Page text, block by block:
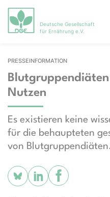
Deutsche Gesellschaft
für Ernährung e.V.
PRESSEINFORMATION
Blutgruppendiäten
Nutzen
Es existieren keine
für die behaupteten
von